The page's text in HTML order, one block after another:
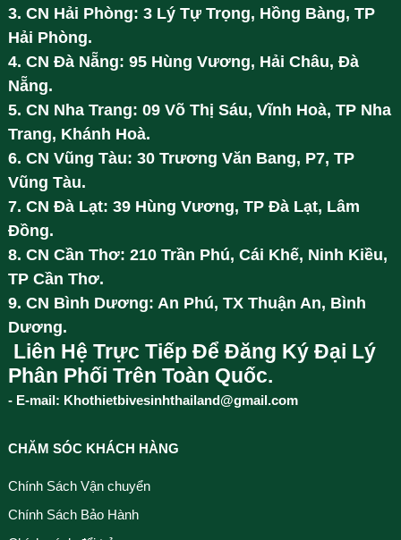
3. CN Hải Phòng: 3 Lý Tự Trọng, Hồng Bàng, TP
Hải Phòng.
4. CN Đà Nẵng: 95 Hùng Vương, Hải Châu, Đà
Nẵng.
5. CN Nha Trang: 09 Võ Thị Sáu, Vĩnh Hoà, TP Nha
Trang, Khánh Hoà.
6. CN Vũng Tàu: 30 Trương Văn Bang, P7, TP
Vũng Tàu.
7. CN Đà Lạt: 39 Hùng Vương, TP Đà Lạt, Lâm
Đồng.
8. CN Cần Thơ: 210 Trần Phú, Cái Khế, Ninh Kiều,
TP Cần Thơ.
9. CN Bình Dương: An Phú, TX Thuận An, Bình
Dương.
Liên Hệ Trực Tiếp Để Đăng Ký Đại Lý
Phân Phối Trên Toàn Quốc.
- E-mail: Khothietbivesinhthailand@gmail.com
CHĂM SÓC KHÁCH HÀNG
Chính Sách Vận chuyển
Chính Sách Bảo Hành